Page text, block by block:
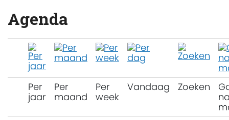
Agenda
Per
jaar
Per
maand
Per
week
Vandaag Zoeken